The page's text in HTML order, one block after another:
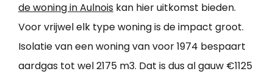
de woning in Aulnois kan hier uitkomst bieden.
Voor vrijwel elk type woning is de impact groot.
Isolatie van een woning van voor 1974 bespaart
aardgas tot wel 2175 m3. Dat is dus al gauw €1125